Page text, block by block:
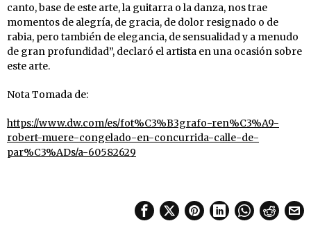
canto, base de este arte, la guitarra o la danza, nos trae
momentos de alegría, de gracia, de dolor resignado o de
rabia, pero también de elegancia, de sensualidad y a menudo
de gran profundidad”, declaró el artista en una ocasión sobre
este arte.
Nota Tomada de:
https://www.dw.com/es/fot%C3%B3grafo-ren%C3%A9-
robert-muere-congelado-en-concurrida-calle-de-
par%C3%ADs/a-60582629